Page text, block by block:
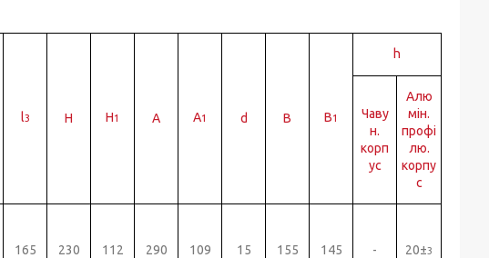
l3 Н H1 A A1 d B B1
h
Чаву
н.
корп
ус
Алю
мін.
профі
лю.
корпу
с
165 230 112 290 109 15 155 145 - 20±3